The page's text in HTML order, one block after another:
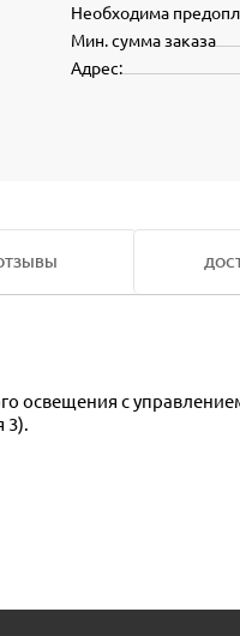
Необходима
Мин. сумма заказа
Адрес:
освещения с
3).